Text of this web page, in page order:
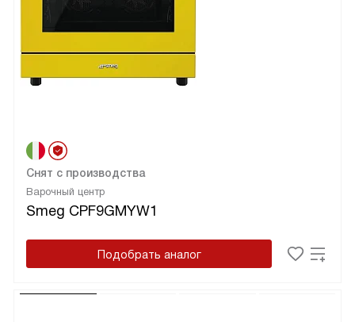
Варочный центр
Smeg CPF9GMYW1
Снят с производства
Подобрать аналог